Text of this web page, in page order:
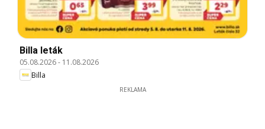
Billa leták
05.08.2026- 11.08.2026
Billa
REKLAMA